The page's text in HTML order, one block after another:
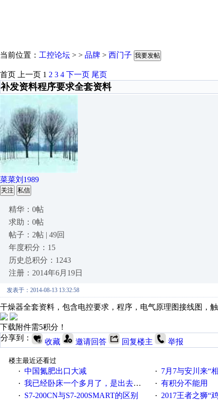
当前位置： 工控论坛 > > 品牌 > 西门子 我要发帖
首页 上一页 1 2 3 4 下一页 尾页
补发资料程序要求全套资料
菜菜刘1989
关注 私信
精华：0帖
求助：0帖
帖子：2帖 | 49回
年度积分：15
历史总积分：1243
注册：2014年6月19日
发表于：2014-08-13 13:32:58
干燥器全套资料，包含电控要求，程序，电气原理图接线图，
下载附件需5积分！
分享到：
收藏 邀请回答 回复楼主 举报
楼主最近还看过
· 中国氮肥出口大减 · 7月7与安川来“
· 我已经卧床一个多月了，是出去安装机械手在高速遭遇车祸所致:大家工作都要特别注意啊 · 有积分不能用
· S7-200CN与S7-200SMART的区别 · 2017王者之狮“鸡”情签到